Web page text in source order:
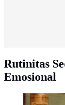
Rutinitas
Emosional
ilustrasi/